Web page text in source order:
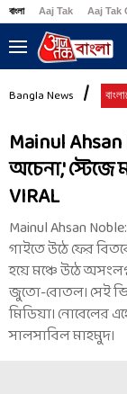
বাংলা Aaj Tak Aaj Tak
Bangla News
Mainul
অচেনা,' স্টেজে
VIRAL
Mainul Ahsan
গাইতে উঠে ফের
হয়ে মঞ্চে উঠে
জুতো-বোতল। সেই
মিডিয়া। নোবেলের
সালসাবিল মাহমুদ।